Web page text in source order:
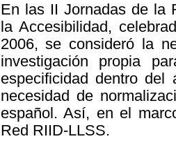
En las II Jornadas de la
la Accesibilidad,
2006, se consideró la
investigación propia
especificidad dentro
necesidad de
español. Así, en el
Red RIID-LLSS.